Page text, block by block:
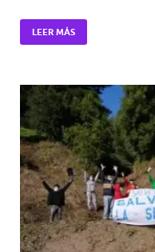
LEER MÁS